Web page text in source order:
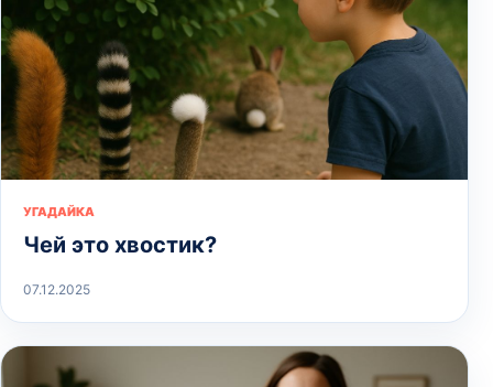
УГАДАЙКА
Чей это хвостик?
07.12.2025